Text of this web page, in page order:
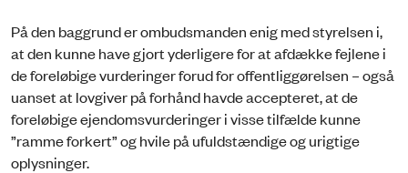
På den baggrund er ombudsmanden enig med styrelsen i,
at den kunne have gjort yderligere for at afdække fejlene i
de foreløbige vurderinger forud for offentliggørelsen – også
uanset at lovgiver på forhånd havde accepteret, at de
foreløbige ejendomsvurderinger i visse tilfælde kunne
”ramme forkert” og hvile på ufuldstændige og urigtige
oplysninger.